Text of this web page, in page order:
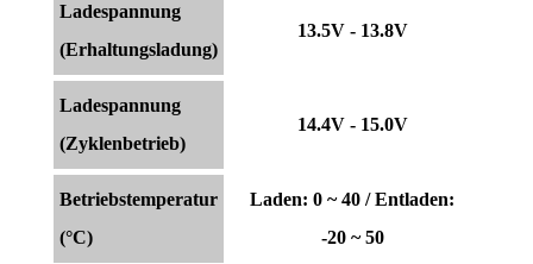
Ladespannung
(Erhaltungsladung)
13.5V - 13.8V
Ladespannung
(Zyklenbetrieb)
14.4V - 15.0V
Betriebstemperatur
(°C)
Laden: 0 ~ 40 / Entladen:
-20 ~ 50